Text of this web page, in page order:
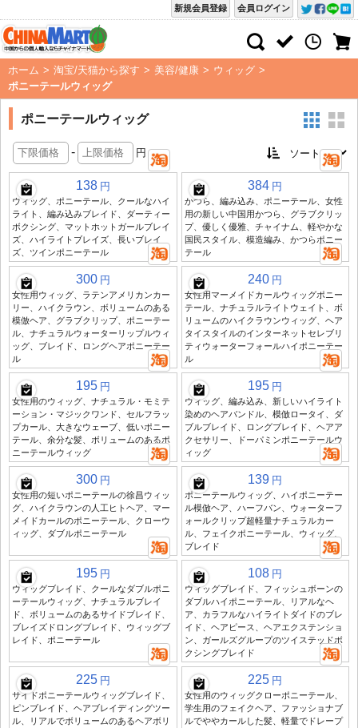
会員ログイン
新規会員登録
ホーム > 淘宝/天猫から探す > 美容/健康 > ウィッグ >
ポニーテールウィッグ
ポニーテールウィッグ
- 円
138 円
ウィッグ、ポニーテール、クールなハイ
ライト、編み込みブレイド、ダーティー
ボクシング、マットホットガールブレイ
ズ、ハイライトブレイズ、長いブレイ
ズ、ツインポニーテール
384 円
かつら、編み込み、ポニーテール、女性
用の新しい中国用かつら、グラブクリッ
プ、優しく優雅、チャイナム、軽やかな
国民スタイル、模造編み、かつらポニー
テール
300 円
女性用ウィッグ、ラテンアメリカンカー
リー、ハイクラウン、ボリュームのある
模倣ヘア、グラブクリップ、ポニーテー
ル、ナチュラルウォーターリップルウィ
ッグ、ブレイド、ロングヘアポニーテー
ル
240 円
女性用マーメイドカールウィッグポニー
テール、ナチュラルライトウェイト、ボ
リュームのハイクラウンウィッグ、ヘア
タイスタイルのインターネットセレブリ
ティウォーターフォールハイポニーテー
ル
195 円
女性用のウィッグ、ナチュラル・モミテ
ーション・マジックワンド、セルフラッ
プカール、大きなウェーブ、低いポニー
テール、余分な髪、ボリュームのあるポ
ニーテールウィッグ
195 円
ウィッグ、編み込み、新しいハイライト
染めのヘアバンドル、模倣ロータイ、ダ
ブルブレイド、ロングブレイド、ヘアア
クセサリー、ドーパミンポニーテールウ
ィッグ
300 円
女性用の短いポニーテールの徐昌ウィッ
グ、ハイクラウンの人工ヒトヘア、マー
メイドカールのポニーテール、クローウ
ィッグ、ダブルポニーテール
139 円
ポニーテールウィッグ、ハイポニーテー
ル模倣ヘア、ハーフバン、ウォーターフ
ォールクリップ超軽量ナチュラルカー
ル、フェイクポニーテール、ウィッグ、
ブレイド
195 円
ウィッグブレイド、クールなダブルポニ
ーテールウィッグ、ナチュラルブレイ
ド、ボリュームのあるサイドブレイド、
ブレイズドロングブレイド、ウィッグブ
レイド、ポニーテール
108 円
ウィッグブレイド、フィッシュボーンの
ダブルハイポニーテール、リアルなヘ
ア、カラフルなハイライトダイドのブレ
イド、ヘアピース、ヘアエクステンショ
ン、ガールズグループのツイステッドボ
クシングブレイド
225 円
サイドポニーテールウィッグブレイド、
ピンブレイド、ヘアブレイディングツー
ル、リアルでボリュームのあるヘアボリ
225 円
女性用のウィッグクローポニーテール、
学生用のフェイクヘア、ファッショナブ
ルでややカールした髪、軽量でドレープ